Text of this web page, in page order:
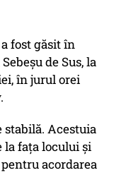
fost găsit în
de Sus, la
în jurul orei
stabilă. Acestuia
fața locului și
acordarea